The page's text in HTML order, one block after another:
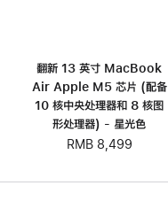
翻新 13 英寸 MacBook
Air Apple M5 芯片 (配备
10 核中央处理器和 8 核图
形处理器) - 星光色
RMB 8,499